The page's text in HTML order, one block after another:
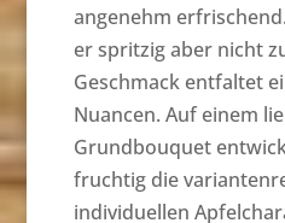
angenehm
er spritzig aber nicht
Geschmack entfaltet
Nuancen. Auf einem
Grundbouquet
fruchtig die
individuellen